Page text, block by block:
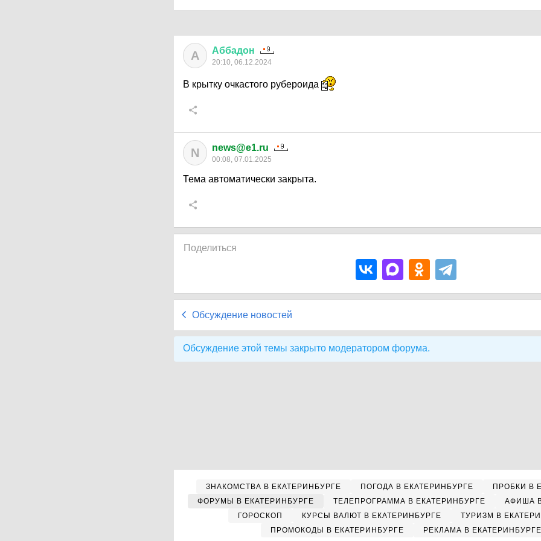
А Аббадон
20:10, 06.12.2024
В крытку очкастого рубероида
N news@e1.ru
00:08, 07.01.2025
Тема автоматически закрыта.
Поделиться
Обсуждение новостей
Обсуждение этой темы закрыто модератором форума.
ЗНАКОМСТВА В ЕКАТЕРИНБУРГЕ ПОГОДА В ЕКАТЕРИНБУРГЕ
ПРОБКИ В
ФОРУМЫ В ЕКАТЕРИНБУРГЕ
ТЕЛЕПРОГРАММА В ЕКАТЕРИНБУРГЕ
АФИША
ГОРОСКОП
КУРСЫ ВАЛЮТ В ЕКАТЕРИНБУРГЕ
ТУРИЗМ В
ПРОМОКОДЫ В ЕКАТЕРИНБУРГЕ
РЕКЛАМА В ЕКАТЕРИНБУРГЕ